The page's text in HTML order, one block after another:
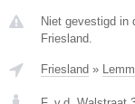
Niet gevestigd in
Friesland.
Friesland »